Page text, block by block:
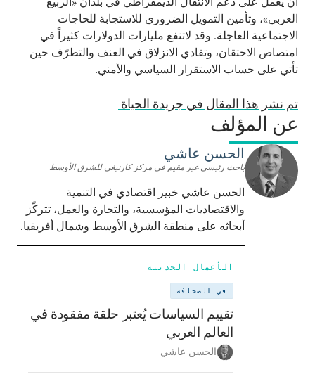
العربي»، وتأمين التمويل الضروري للاستجابة للحاجات
الاجتماعية العاجلة. وقد لاتنفع مليارات الدولارات كثيراً في
امتصاص الاحتقان، وتفادي الانزلاق في العنف والتطرّف حين
تأتي على حساب الاستقرار السياسي والأمني.
تم نشر هذا المقال في جريدة الحياة
عن المؤلف
الحسن عاشي
باحث رئيسي غير مقيم في مركز كارنيغي للشرق الأوسط
الحسن عاشي خبير اقتصادي في التنمية
والاقتصاديات المؤسسية، والتجارة والعمل، تتركّز
أبحاثه على منطقة الشرق الأوسط وشمال أفريقيا.
الأعمال الحديثة
في الصحافة
تقييم السياسات يُعتبر حلقة مفقودة في
العالم العربي
الحسن عاشي